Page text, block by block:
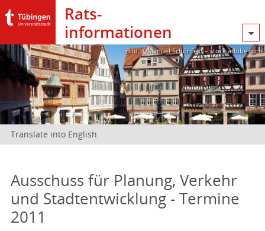
Rats­
informationen
Bild: @Manuel Schönfeld – stock.adobe.com
Translate into English
Ausschuss für Planung, Verkehr
und Stadtentwicklung - Termine
2011